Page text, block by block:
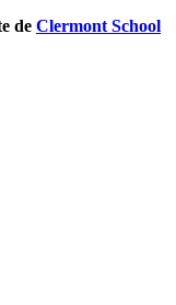
de Clermont School